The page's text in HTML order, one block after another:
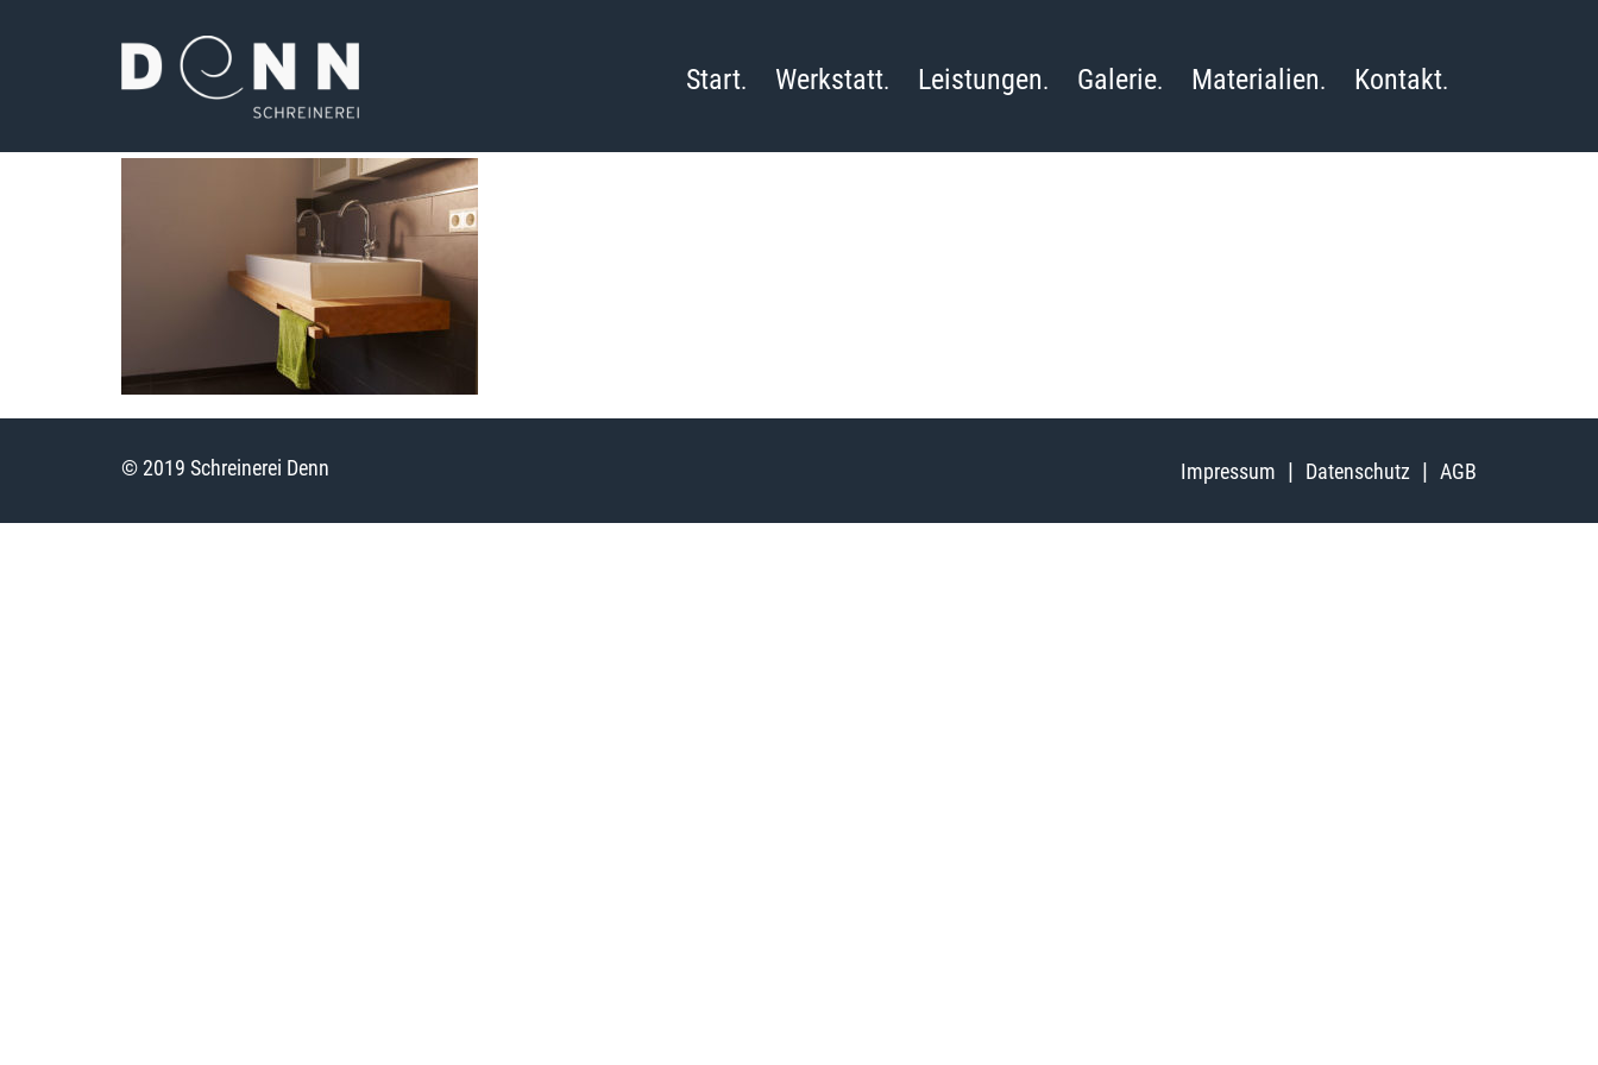
Start Werkstatt Leistungen Galerie Materialien Kontakt
© 2019 Schreinerei Denn Impressum Datenschutz AGB